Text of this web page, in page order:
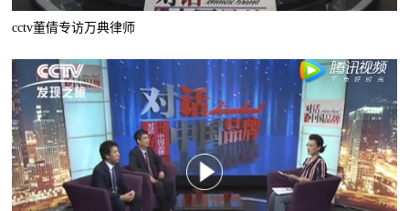
cctv董倩专访万典律师